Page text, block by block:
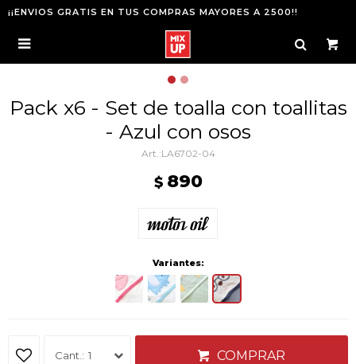
¡¡ENVIOS GRATIS EN TUS COMPRAS MAYORES A 2500!!

Pack x6 - Set de toalla con toallitas
- Azul con osos
LA6702-04
$ 890
Variantes:
1 COMPRAR